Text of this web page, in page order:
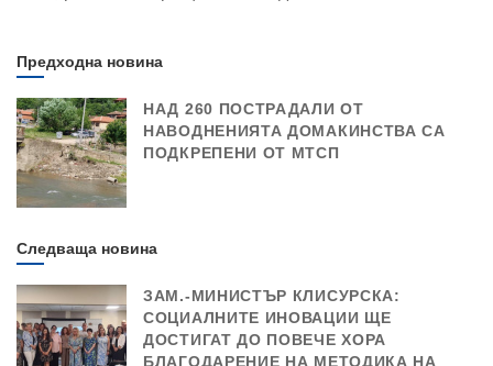
Предходна новина
НАД 260 ПОСТРАДАЛИ ОТ
НАВОДНЕНИЯТА ДОМАКИНСТВА СА
ПОДКРЕПЕНИ ОТ МТСП
Следваща новина
ЗАМ.-МИНИСТЪР КЛИСУРСКА:
СОЦИАЛНИТЕ ИНОВАЦИИ ЩЕ
ДОСТИГАТ ДО ПОВЕЧЕ ХОРА
БЛАГОДАРЕНИЕ НА МЕТОДИКА НА